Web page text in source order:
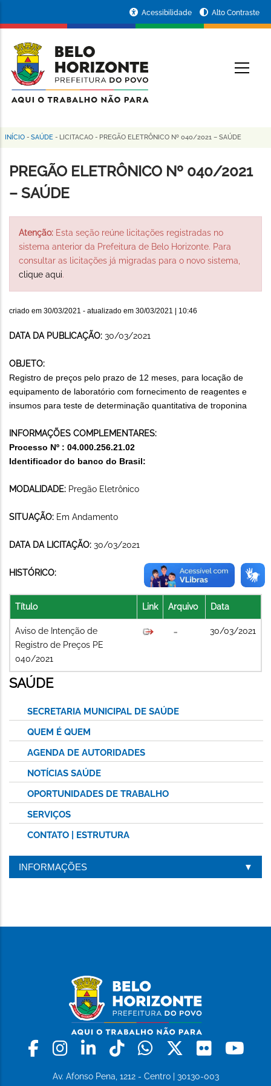
conteúdo
principal
da
Prefeitura
de
Horizonte
Acessibilidade Alto Contraste
Trilha
de
navegação
INÍCIO - SAÚDE - LICITACAO - PREGÃO ELETRÔNICO Nº 040/2021 – SAÚDE
PREGÃO ELETRÔNICO Nº 040/2021
– SAÚDE
Atenção: Esta seção reúne licitações registradas no
sistema anterior da Prefeitura de Belo Horizonte. Para
consultar as licitações já migradas para o novo sistema,
clique aqui.
criado em 30/03/2021 - atualizado em 30/03/2021 | 10:46
DATA DA PUBLICAÇÃO: 30/03/2021
OBJETO:
Registro de preços pelo prazo de 12 meses, para locação de
equipamento de laboratório com fornecimento de reagentes e
insumos para teste de determinação quantitativa de troponina
INFORMAÇÕES COMPLEMENTARES:
Processo Nº : 04.000.256.21.02
Identificador do banco do Brasil:
MODALIDADE: Pregão Eletrônico
SITUAÇÃO: Em Andamento
DATA DA LICITAÇÃO: 30/03/2021
HISTÓRICO:
Título Link Arquivo Data
Aviso de Intenção de
Registro de Preços PE
040/2021
30/03/2021
SAÚDE
SECRETARIA MUNICIPAL DE SAÚDE
QUEM É QUEM
AGENDA DE AUTORIDADES
NOTÍCIAS SAÚDE
OPORTUNIDADES DE TRABALHO
SERVIÇOS
CONTATO | ESTRUTURA
INFORMAÇÕES
Facebook
Instagram
LinkedinTiktokWhatsapp
X Flickr
Av. Afonso Pena, 1212 - Centro | 30130-003